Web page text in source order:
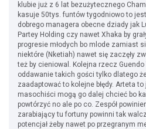
klubie już z 6 lat bezużytecznego
kasuje 50tys. funtów tygodniowo to
dobrego managera obecne dziady jak
Partey Holding czy nawet Xhaka by
progresie młodych bo mlode zamiast
niektóre (Nketiah) nawet się zaczęły
też by cieniowal. Kolejna rzecz
oddawanie takich gości tylko dlatego
zaadaptować to kolejne błędy. Arteta
masochiści mogą go dalej chcieć bo
powtórzyć no ale po co. Zespół
zarabiający tu fortuny powinni tak
potencjał żeby nawet po przegranym